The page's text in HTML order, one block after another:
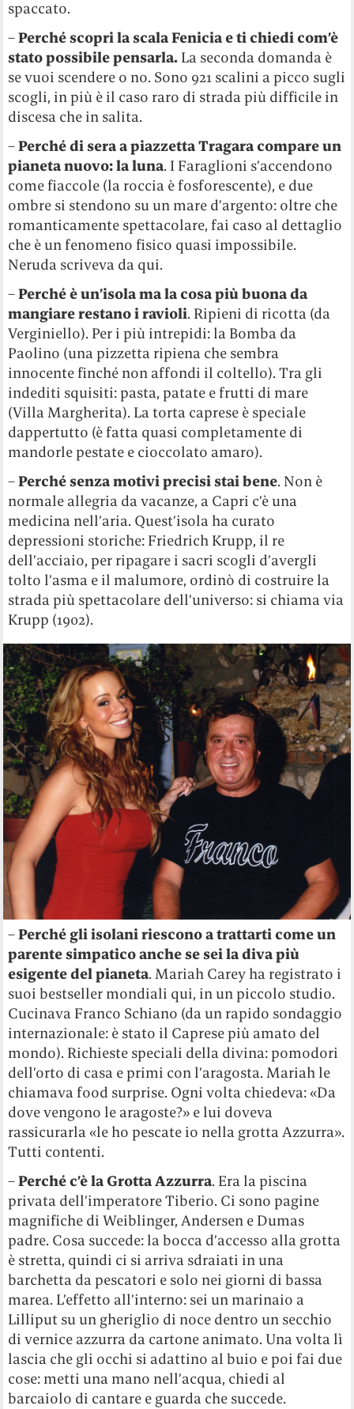
spaccato.
–Perché scoprila scala Fenicia e ti chiedi com’è
stato possibile pensarla. La seconda domanda è
se vuoi scendere o no. Sono 921 scalini a picco sugli
scogli, in più è il caso raro di strada più difficile in
discesa che in salita.
–Perché di sera a piazzetta Tragara compare un
pianeta nuovo: la luna. I Faraglioni s’accendono
come fiaccole (la roccia è fosforescente), e due
ombre si stendono su un mare d’argento: oltre che
romanticamente spettacolare, fai caso al dettaglio
che è un fenomeno fisico quasi impossibile.
Neruda scriveva da qui.
–Perché è un’isola ma la cosa più buona da
mangiare restano i ravioli. Ripieni di ricotta (da
Verginiello). Per i più intrepidi: la Bomba da
Paolino (una pizzetta ripiena che sembra
innocente finché non affondi il coltello). Tra gli
indediti squisiti: pasta, patate e frutti di mare
(Villa Margherita). La torta caprese è speciale
dappertutto (è fatta quasi completamente di
mandorle pestate e cioccolato amaro).
–Perché senza motivi precisi stai bene. Non è
normale allegria da vacanze, a Capri c’è una
medicina nell’aria. Quest’isola ha curato
depressioni storiche: Friedrich Krupp, il re
dell’acciaio, per ripagare i sacri scogli d’avergli
tolto l’asma e il malumore, ordinò di costruire la
strada più spettacolare dell’universo: si chiama via
Krupp (1902).
–Perché gli isolani riescono a trattarti come un
parente simpatico anche se sei la diva più
esigente del pianeta. Mariah Carey ha registrato i
suoi bestseller mondiali qui, in un piccolo studio.
Cucinava Franco Schiano (da un rapido sondaggio
internazionale: è stato il Caprese più amato del
mondo). Richieste speciali della divina: pomodori
dell’orto di casa e primi con l’aragosta. Mariah le
chiamava food surprise. Ogni volta chiedeva: «Da
dove vengono le aragoste?» e lui doveva
rassicurarla «le ho pescate io nella grotta Azzurra».
Tutti contenti.
–Perché c’è la Grotta Azzurra. Era la piscina
privata dell’imperatore Tiberio. Ci sono pagine
magnifiche di Weiblinger, Andersen e Dumas
padre. Cosa succede: la bocca d’accesso alla grotta
è stretta, quindi ci si arriva sdraiati in una
barchetta da pescatori e solo nei giorni di bassa
marea. L’effetto all’interno: sei un marinaio a
Lilliput su un gheriglio di noce dentro un secchio
di vernice azzurra da cartone animato. Una volta lì
lascia che gli occhi si adattino al buio e poi fai due
cose: metti una mano nell’acqua, chiedi al
barcaiolo di cantare e guarda che succede.